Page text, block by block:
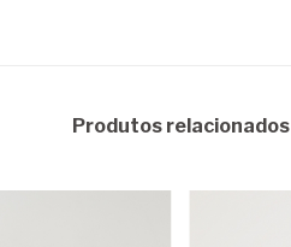
Produtos relacionados